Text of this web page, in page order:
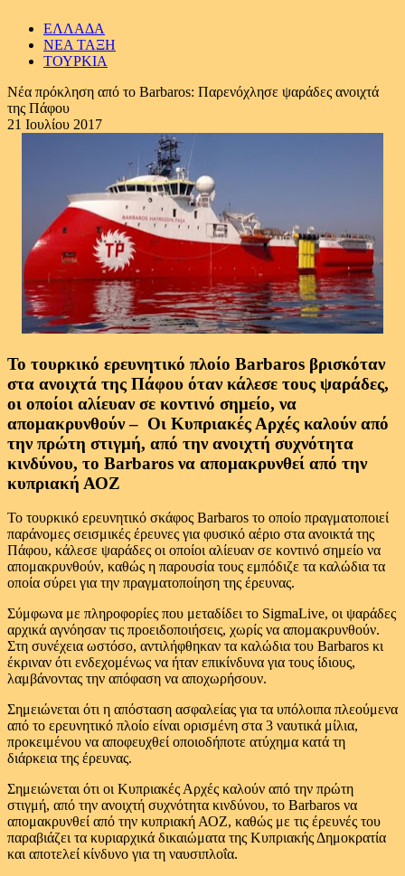
ΕΛΛΑΔΑ
ΝΕΑ ΤΑΞΗ
ΤΟΥΡΚΙΑ
Νέα πρόκληση από το Barbaros: Παρενόχλησε ψαράδες ανοιχτά
της Πάφου
21 Ιουλίου 2017
Το τουρκικό ερευνητικό πλοίο Barbaros βρισκόταν
στα ανοιχτά της Πάφου όταν κάλεσε τους ψαράδες,
οι οποίοι αλίευαν σε κοντινό σημείο, να
απομακρυνθούν – Οι Κυπριακές Αρχές καλούν από
την πρώτη στιγμή, από την ανοιχτή συχνότητα
κινδύνου, το Barbaros να απομακρυνθεί από την
κυπριακή ΑΟΖ
Το τουρκικό ερευνητικό σκάφος Barbaros το οποίο πραγματοποιεί
παράνομες σεισμικές έρευνες για φυσικό αέριο στα ανοικτά της
Πάφου, κάλεσε ψαράδες οι οποίοι αλίευαν σε κοντινό σημείο να
απομακρυνθούν, καθώς η παρουσία τους εμπόδιζε τα καλώδια τα
οποία σύρει για την πραγματοποίηση της έρευνας.
Σύμφωνα με πληροφορίες που μεταδίδει το SigmaLive, οι ψαράδες
αρχικά αγνόησαν τις προειδοποιήσεις, χωρίς να απομακρυνθούν.
Στη συνέχεια ωστόσο, αντιλήφθηκαν τα καλώδια του Barbaros κι
έκριναν ότι ενδεχομένως να ήταν επικίνδυνα για τους ίδιους,
λαμβάνοντας την απόφαση να αποχωρήσουν.
Σημειώνεται ότι η απόσταση ασφαλείας για τα υπόλοιπα πλεούμενα
από το ερευνητικό πλοίο είναι ορισμένη στα 3 ναυτικά μίλια,
προκειμένου να αποφευχθεί οποιοδήποτε ατύχημα κατά τη
διάρκεια της έρευνας.
Σημειώνεται ότι οι Κυπριακές Αρχές καλούν από την πρώτη
στιγμή, από την ανοιχτή συχνότητα κινδύνου, το Barbaros να
απομακρυνθεί από την κυπριακή ΑΟΖ, καθώς με τις έρευνές του
παραβιάζει τα κυριαρχικά δικαιώματα της Κυπριακής Δημοκρατία
και αποτελεί κίνδυνο για τη ναυσιπλοΐα.